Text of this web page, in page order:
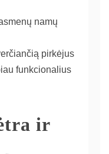
namų
pirkėjus
funkcionalius
ir